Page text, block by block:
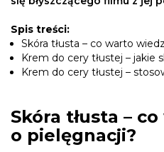
Spis treści:
Skóra tłusta – co warto
Krem do cery tłustej – jakie
Krem do cery tłustej –
Skóra tłusta –
o pielęgnacji?